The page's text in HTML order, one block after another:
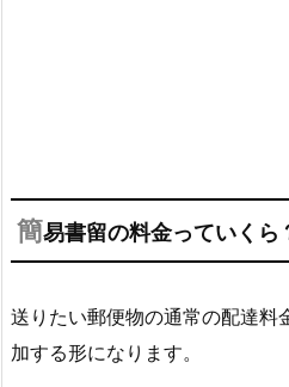
簡易書留の料金っていくら
送りたい郵便物の通常の配達料
加する形になります。